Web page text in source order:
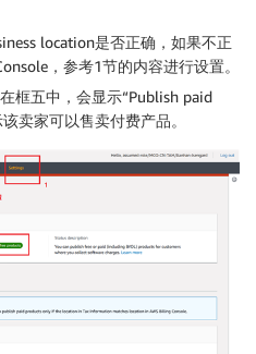
location是否正确，如果不正
，参考1节的内容进行设置。
框五中，会显示“Publish paid
卖家可以售卖付费产品。